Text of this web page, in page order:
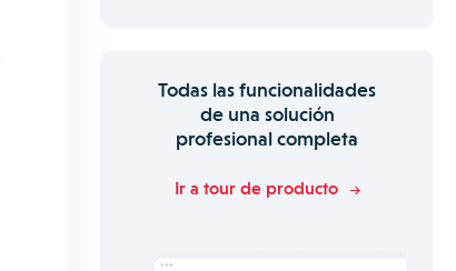
Todas las funcionalidades
de una solución
profesional completa
Ir a tour de producto